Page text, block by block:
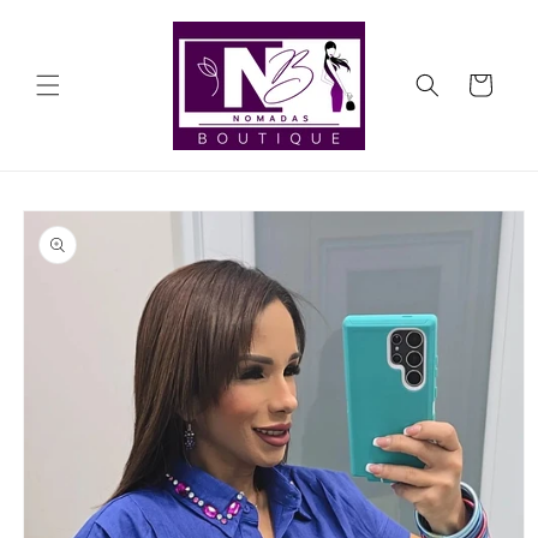
Carrito
directamente
a la
información